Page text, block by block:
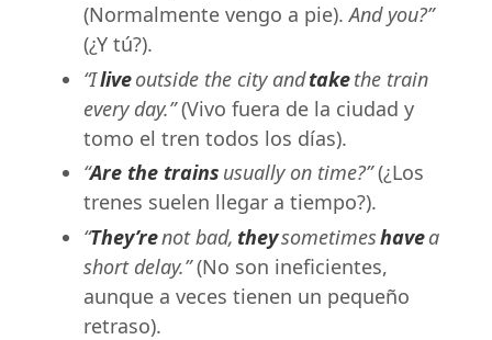
(Normalmente vengo a pie).And you?”
(¿Y tú?).
“Iliveoutside the city andtakethe train
every day.”(Vivo fuera de la ciudad y
tomo el tren todos los días).
“Are the trains usually on time?”(¿Los
trenes suelen llegar a tiempo?).
“They’renot bad, theysometimeshavea
short delay.”(No son ineficientes,
aunque a veces tienen un pequeño
retraso).